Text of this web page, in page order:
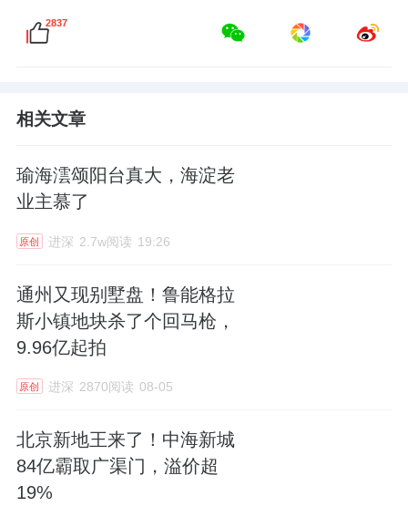
2837
相关文章
瑜海澐颂阳台真大，海淀老
业主慕了
原创 进深 2.7w阅读 19:26
通州又现别墅盘！鲁能格拉
斯小镇地块杀了个回马枪，
9.96亿起拍
原创 进深 2870阅读 08-05
北京新地王来了！中海新城
84亿霸取广渠门，溢价超
19%